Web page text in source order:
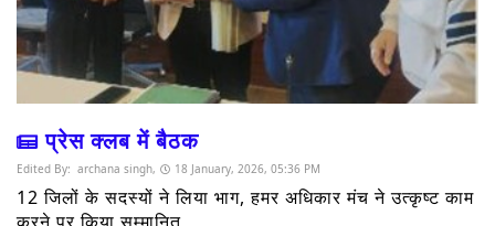
प्रेस क्लब में बैठक
Edited By: archana singh, 18 January, 2026, 05:36 PM
12 जिलों के सदस्यों ने लिया भाग, हमर अधिकार मंच ने उत्कृष्ट काम